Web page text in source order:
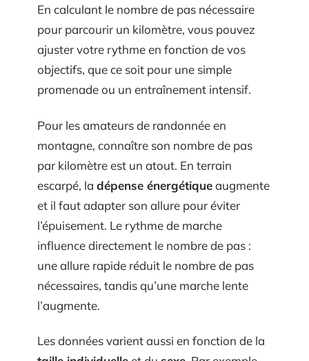
En calculant le nombre de pas nécessaire
pour parcourir un kilomètre, vous pouvez
ajuster votre rythme en fonction de vos
objectifs, que ce soit pour une simple
promenade ou un entraînement intensif.
Pour les amateurs de randonnée en
montagne, connaître son nombre de pas
par kilomètre est un atout. En terrain
escarpé, la dépense énergétiqueaugmente
et il faut adapter son allure pour éviter
l’épuisement. Le rythme de marche
influence directement le nombre de pas :
une allure rapide réduit le nombre de pas
nécessaires, tandis qu’une marche lente
l’augmente.
Les données varient aussi en fonction de la